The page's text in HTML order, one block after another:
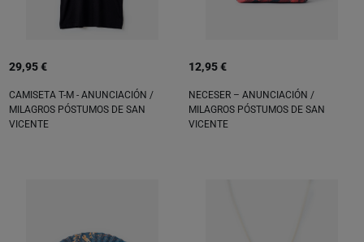
29,95 €
CAMISETA T-M - ANUNCIACIÓN /
MILAGROS PÓSTUMOS DE SAN
VICENTE
12,95 €
NECESER – ANUNCIACIÓN /
MILAGROS PÓSTUMOS DE SAN
VICENTE